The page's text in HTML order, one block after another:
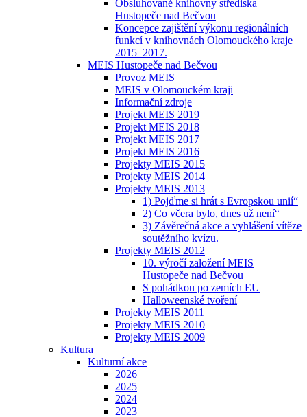
Obsluhované knihovny střediska
Hustopeče nad Bečvou
Koncepce zajištění výkonu regionálních
funkcí v knihovnách Olomouckého kraje
2015–2017.
MEIS Hustopeče nad Bečvou
Provoz MEIS
MEIS v Olomouckém kraji
Informační zdroje
Projekt MEIS 2019
Projekt MEIS 2018
Projekt MEIS 2017
Projekt MEIS 2016
Projekty MEIS 2015
Projekty MEIS 2014
Projekty MEIS 2013
1) Pojďme si hrát s Evropskou unií“
2) Co včera bylo, dnes už není“
3) Závěrečná akce a vyhlášení vítěze
soutěžního kvízu.
Projekty MEIS 2012
10. výročí založení MEIS
Hustopeče nad Bečvou
S pohádkou po zemích EU
Halloweenské tvoření
Projekty MEIS 2011
Projekty MEIS 2010
Projekty MEIS 2009
Kultura
Kulturní akce
2026
2025
2024
2023